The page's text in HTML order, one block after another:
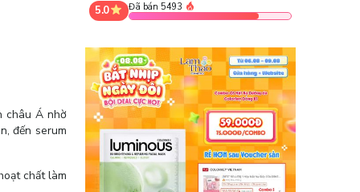
châu Á nhờ
đến serum
chất làm
5.0
Đã bán 5493